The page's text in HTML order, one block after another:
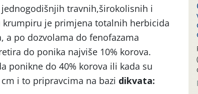
travnih,širokolisnih i
je primjena totalnih herbicida
po dozvolama do fenofazama
do ponika najviše 10% korova.
ponikne do 40% korova ili kada su
i to pripravcima na bazi dikvata: